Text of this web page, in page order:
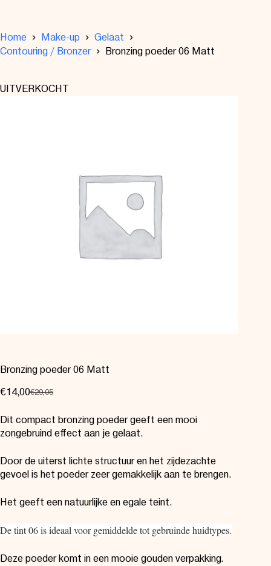
Home Make-up
Gelaat
Contouring / Bronzer
Bronzing poeder 06 Matt
UITVERKOCHT
Bronzing poeder 06 Matt
€29,05
€14,00
Dit compact bronzing poeder geeft een mooi
zongebruind effect aan je gelaat.
Door de uiterst lichte structuur en het zijdezachte
gevoel is het poeder zeer gemakkelijk aan te brengen.
Het geeft een natuurlijke en egale teint.
De tint 06 is ideaal voor gemiddelde tot gebruinde huidtypes.
Deze poeder komt in een mooie gouden verpakking.